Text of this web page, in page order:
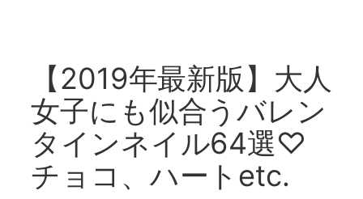
【2019年最新版】大人
女子にも似合うバレン
タインネイル64選♡
チョコ、ハートetc.